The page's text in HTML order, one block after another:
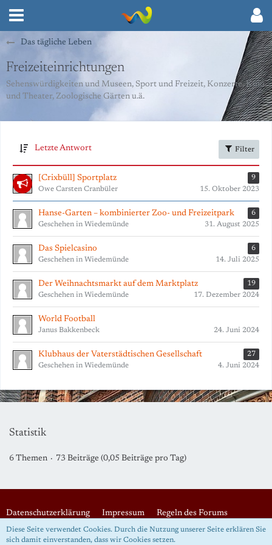
Das tägliche Leben
Freizeiteinrichtungen
Sehenswürdigkeiten und Museen, Sport und Freizeit, Konzerte, Kino
und Theater, Zoologische Gärten u.ä.
Letzte Antwort Filter
[Crixbüll] Sportplatz
9
Owe Carsten Cranbüler
15. Oktober 2023
Hanse-Garten – kombinierter Zoo- und Freizeitpark
6
Geschehen in Wiedemünde
31. August 2025
Das Spielcasino
6
Geschehen in Wiedemünde
14. Juli 2025
Der Weihnachtsmarkt auf dem Marktplatz
19
Geschehen in Wiedemünde
17. Dezember 2024
World Football
Janus Bakkenbeck 24. Juni 2024
Klubhaus der Vaterstädtischen Gesellschaft
27
Geschehen in Wiedemünde
4. Juni 2024
Statistik
6 Themen 73 Beiträge (0,05 Beiträge pro Tag)
Datenschutzerklärung Impressum Regeln des Forums
Diese Seite verwendet Cookies. Durch die Nutzung unserer Seite erklären Sie
sich damit einverstanden, dass wir Cookies setzen.